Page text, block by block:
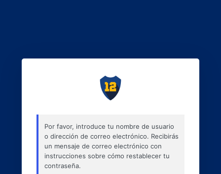
Por favor, introduce tu nombre de usuario
o dirección de correo electrónico. Recibirás
un mensaje de correo electrónico con
instrucciones sobre cómo restablecer tu
contraseña.